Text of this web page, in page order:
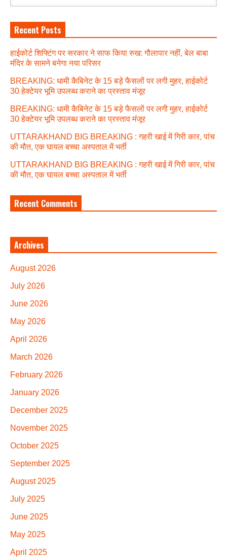
Recent Posts
हाईकोर्ट शिफ्टिंग पर सरकार ने साफ किया रुख: गौलापार नहीं, बेल बाबा
मंदिर के सामने बनेगा नया परिसर
BREAKING: धामी कैबिनेट के 15 बड़े फैसलों पर लगी मुहर, हाईकोर्ट
30 हेक्टेयर भूमि उपलब्ध कराने का प्रस्ताव मंजूर
BREAKING: धामी कैबिनेट के 15 बड़े फैसलों पर लगी मुहर, हाईकोर्ट
30 हेक्टेयर भूमि उपलब्ध कराने का प्रस्ताव मंजूर
UTTARAKHAND BIG BREAKING : गहरी खाई में गिरी कार, पांच
की मौत, एक घायल बच्चा अस्पताल में भर्ती
UTTARAKHAND BIG BREAKING : गहरी खाई में गिरी कार, पांच
की मौत, एक घायल बच्चा अस्पताल में भर्ती
Recent Comments
Archives
August 2026
July 2026
June 2026
May 2026
April 2026
March 2026
February 2026
January 2026
December 2025
November 2025
October 2025
September 2025
August 2025
July 2025
June 2025
May 2025
April 2025